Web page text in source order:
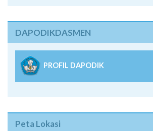
DAPODIKDASMEN
PROFIL DAPODIK
Peta Lokasi